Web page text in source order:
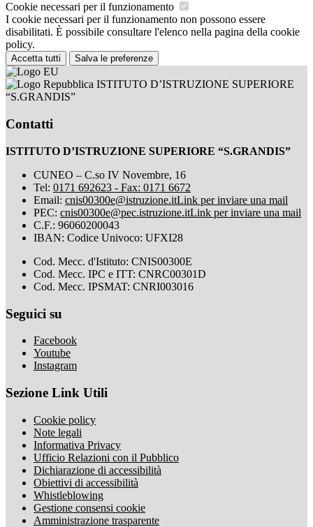
Cookie necessari per il funzionamento
I cookie necessari per il funzionamento non possono essere
disabilitati. È possibile consultare l'elenco nella pagina della cookie
policy.
Accetta tutti Salva le preferenze
ISTITUTO D’ISTRUZIONE SUPERIORE
“S.GRANDIS”
Contatti
ISTITUTO D’ISTRUZIONE SUPERIORE “S.GRANDIS”
CUNEO – C.so IV Novembre, 16
Tel: 0171 692623 - Fax: 0171 6672
Email: cnis00300e@istruzione.itLink per inviare una mail
PEC: cnis00300e@pec.istruzione.itLink per inviare una mail
C.F.: 96060200043
IBAN: Codice Univoco: UFXI28
Cod. Mecc. d'Istituto: CNIS00300E
Cod. Mecc. IPC e ITT: CNRC00301D
Cod. Mecc. IPSMAT: CNRI003016
Seguici su
Facebook
Youtube
Instagram
Sezione Link Utili
Cookie policy
Note legali
Informativa Privacy
Ufficio Relazioni con il Pubblico
Dichiarazione di accessibilità
Obiettivi di accessibilità
Whistleblowing
Gestione consensi cookie
Amministrazione trasparente